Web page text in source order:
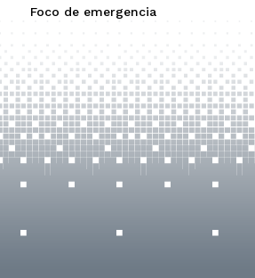
Foco de emergencia